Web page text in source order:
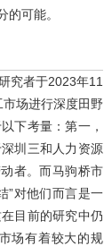
可能。
究者于2023年11
场进行深度田野
下考量：第一，
圳三和人力资源
者。而马驹桥市
”对他们而言是一
目前的研究中仍
场有着较大的规